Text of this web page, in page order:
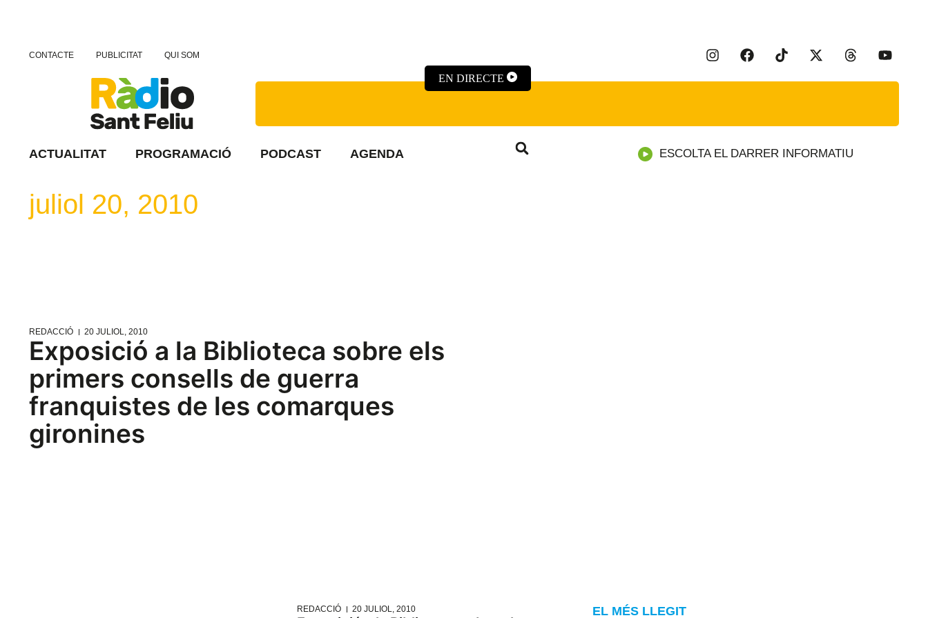
CONTACTE PUBLICITAT QUI SOM
EN DIRECTE
ACTUALITAT PROGRAMACIÓ PODCAST AGENDA ESCOLTA EL DARRER INFORMATIU
juliol 20, 2010
REDACCIÓ 20 JULIOL, 2010
Exposició a la Biblioteca sobre els
primers consells de guerra
franquistes de les comarques
gironines
REDACCIÓ 20 JULIOL, 2010
EL MÉS LLEGIT